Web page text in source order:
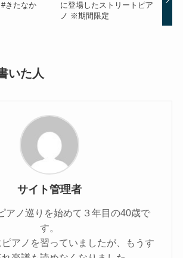
きたなか
に登場したストリートピア
ノ ※期間限定
いた人
サイト管理者
アノ巡りを始めて３年目の40歳で
す。
アノを習っていましたが、もうす